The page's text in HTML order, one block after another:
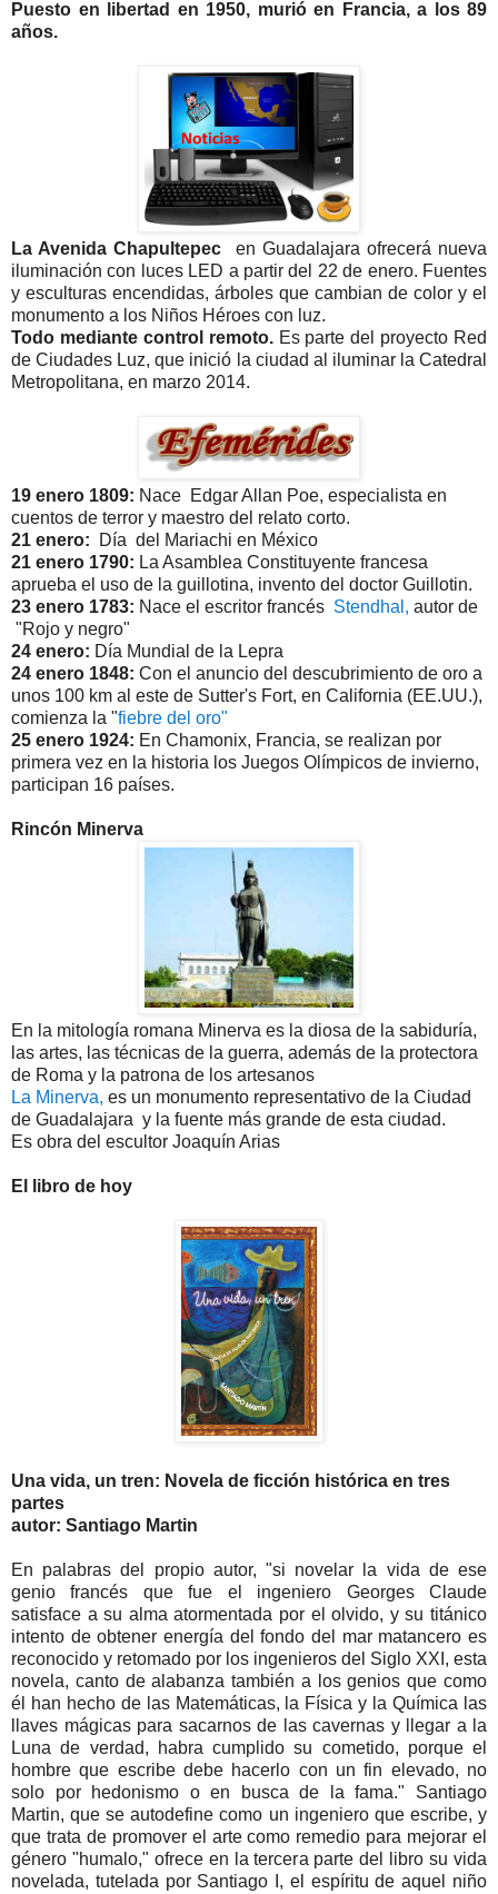
Puesto en libertad en 1950, murió en Francia, a los 89
años.
La Avenida Chapultepec en Guadalajara ofrecerá nueva
iluminación con luces LED a partir del 22 de enero. Fuentes
y esculturas encendidas, árboles que cambian de color y el
monumento a los Niños Héroes con luz.
Todo mediante control remoto. Es parte del proyecto Red
de Ciudades Luz, que inició la ciudad al iluminar la Catedral
Metropolitana, en marzo 2014.
19 enero 1809: Nace Edgar Allan Poe, especialista en
cuentos de terror y maestro del relato corto.
21 enero: Día del Mariachi en México
21 enero 1790: La Asamblea Constituyente francesa
aprueba el uso de la guillotina, invento del doctor Guillotin.
23 enero 1783: Nace el escritor francés Stendhal, autor de
"Rojo y negro"
24 enero: Día Mundial de la Lepra
24 enero 1848: Con el anuncio del descubrimiento de oro a
unos 100 km al este de Sutter's Fort, en California (EE.UU.),
comienza la "fiebre del oro"
25 enero 1924: En Chamonix, Francia, se realizan por
primera vez en la historia los Juegos Olímpicos de invierno,
participan 16 países.
Rincón Minerva
En la mitología romana Minerva es la diosa de la sabiduría,
las artes, las técnicas de la guerra, además de la protectora
de Roma y la patrona de los artesanos
La Minerva, es un monumento representativo de la Ciudad
de Guadalajara y la fuente más grande de esta ciudad.
Es obra del escultor Joaquín Arias
El libro de hoy
Una vida, un tren: Novela de ficción histórica en tres
partes
autor: Santiago Martin
En palabras del propio autor, "si novelar la vida de ese
genio francés que fue el ingeniero Georges Claude
satisface a su alma atormentada por el olvido, y su titánico
intento de obtener energía del fondo del mar matancero es
reconocido y retomado por los ingenieros del Siglo XXI, esta
novela, canto de alabanza también a los genios que como
él han hecho de las Matemáticas, la Física y la Química las
llaves mágicas para sacarnos de las cavernas y llegar a la
Luna de verdad, habra cumplido su cometido, porque el
hombre que escribe debe hacerlo con un fin elevado, no
solo por hedonismo o en busca de la fama." Santiago
Martin, que se autodefine como un ingeniero que escribe, y
que trata de promover el arte como remedio para mejorar el
género "humalo," ofrece en la tercera parte del libro su vida
novelada, tutelada por Santiago I, el espíritu de aquel niño